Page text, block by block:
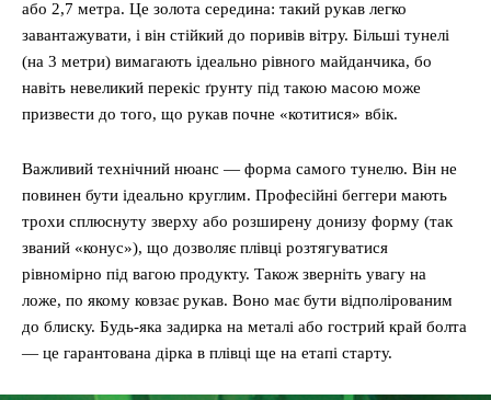
або 2,7 метра. Це золота середина: такий рукав легко
завантажувати, і він стійкий до поривів вітру. Більші тунелі
(на 3 метри) вимагають ідеально рівного майданчика, бо
навіть невеликий перекіс ґрунту під такою масою може
призвести до того, що рукав почне «котитися» вбік.
Важливий технічний нюанс — форма самого тунелю. Він не
повинен бути ідеально круглим. Професійні беггери мають
трохи сплюснуту зверху або розширену донизу форму (так
званий «конус»), що дозволяє плівці розтягуватися
рівномірно під вагою продукту. Також зверніть увагу на
ложе, по якому ковзає рукав. Воно має бути відполірованим
до блиску. Будь-яка задирка на металі або гострий край болта
— це гарантована дірка в плівці ще на етапі старту.